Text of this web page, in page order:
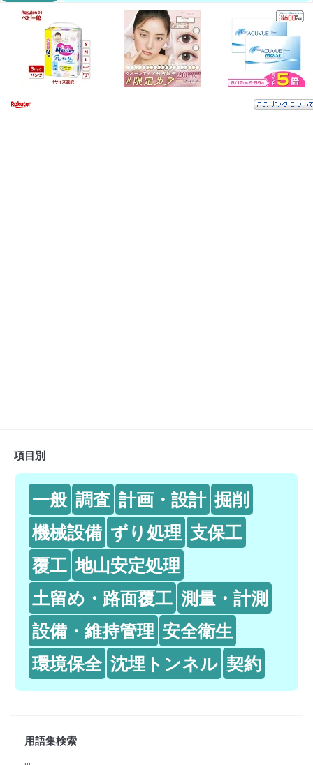
項目別
一般 調査 計画・設計 掘削
機械設備 ずり処理 支保工
覆工 地山安定処理
土留め・路面覆工 測量・計測
設備・維持管理 安全衛生
環境保全 沈埋トンネル 契約
用語集検索